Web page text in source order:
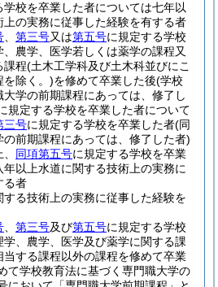
学校を卒業した者については七年以
上の実務に従事した経験を有する者
第三号又は第五号に規定する学校
農学、医学若しくは薬学の課程又
課程(土木工学科及び土木科並びにこ
を除く。)を修めて卒業した後(学校
学の前期課程にあっては、修了し
規定する学校を卒業した者について
三号に規定する学校を卒業した者(同
前期課程にあっては、修了した者)
同項第五号に規定する学校を卒業
年以上水道に関する技術上の実務に
る者
る技術上の実務に従事した経験を
第三号及び第五号に規定する学校
、農学、医学及び薬学に関する課
する課程以外の課程を修めて卒業
て学校教育法に基づく専門職大学の